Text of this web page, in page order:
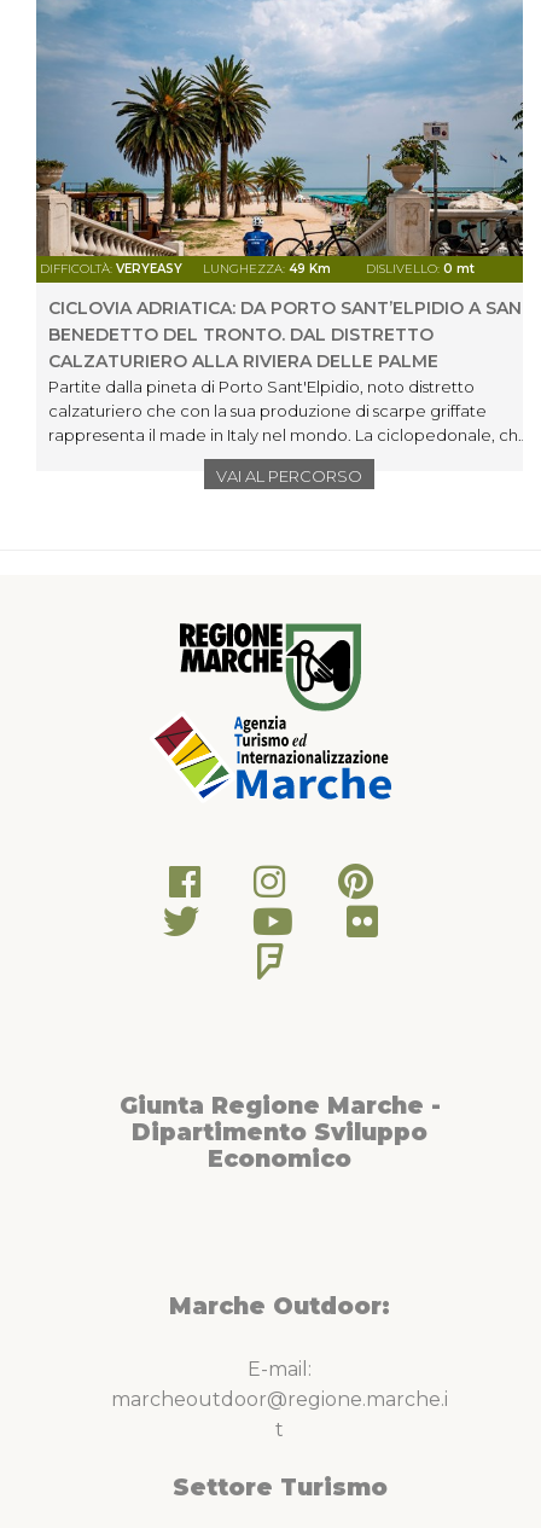
DIFFICOLTÀ: VERYEASY LUNGHEZZA: 49 Km DISLIVELLO: 0 mt
CICLOVIA ADRIATICA: DA PORTO SANT’ELPIDIO A SAN
BENEDETTO DEL TRONTO. DAL DISTRETTO
CALZATURIERO ALLA RIVIERA DELLE PALME
Partite dalla pineta di Porto Sant'Elpidio, noto distretto
calzaturiero che con la sua produzione di scarpe griffate
rappresenta il made in Italy nel mondo. La ciclopedonale, che
costeggia la spiaggia, attraversa Lido Fermo e arriva a Porto
San Giorgio, passando tra bellissimi stabilimenti balneari e
cima di un colle. Un luogo senza tempo dove le strette viuzze
si snodano tra le facciate in cotto delle case e offrono vedute
sul mare e sulle splendide colline circostanti.Tornati sulla costa
pedalate verso Pedaso, il cui faro simboleggia l’anima
marittima e il punto di riferimento da secoli per i naviganti. A
questo punto sarà necessario percorrere un breve tratto
della Strada Statale 16 fino a Cupra Marittima che deve il
nome all'antica divinità pagana delle acque, della fecondità e
dall’ampio lungomare, i viali, i giardini e la ricca presenza di
palme. Da un lato il mare con le sue spiagge e dall’altro le
colline come un quadro dipinto.La pista ciclabile vi condurrà
a Grottammare, la “perla dell’Adriatico”, nella cui parte “alta” il
borgo medievale regala una vista suggestiva su tutta la
immersi nei suoni e nei profumi dei pescherecci e del
mercato ittico. Concludete il viaggio al Parco naturale della
Sentina, oasi faunistica di grande pregio.
VAI AL PERCORSO
Giunta Regione Marche -
Dipartimento Sviluppo
Economico
Marche Outdoor:
E-mail:
marcheoutdoor@regione.marche.i
t
Settore Turismo